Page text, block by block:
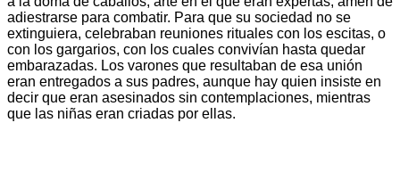
adiestrarse para combatir. Para que su sociedad no se
extinguiera, celebraban reuniones rituales con los escitas, o
con los gargarios, con los cuales convivían hasta quedar
embarazadas. Los varones que resultaban de esa unión
eran entregados a sus padres, aunque hay quien insiste en
decir que eran asesinados sin contemplaciones, mientras
que las niñas eran criadas por ellas.